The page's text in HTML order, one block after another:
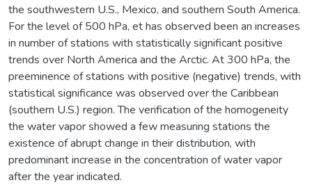
the southwestern U.S., Mexico, and southern South America.
For the level of 500 hPa, et has observed been an increases
in number of stations with statistically significant positive
trends over North America and the Arctic. At 300 hPa, the
preeminence of stations with positive (negative) trends, with
statistical significance was observed over the Caribbean
(southern U.S.) region. The verification of the homogeneity
the water vapor showed a few measuring stations the
existence of abrupt change in their distribution, with
predominant increase in the concentration of water vapor
after the year indicated.